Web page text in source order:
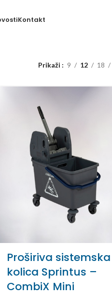
Kontakt
Prikaži 9 12 18
Proširiva sistemska
kolica Sprintus –
CombiX Mini